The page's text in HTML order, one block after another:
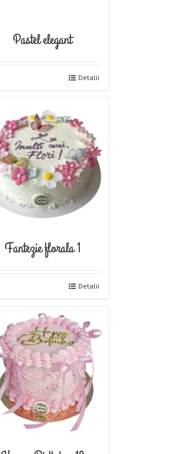
Pastel elegant
Detalii
Fantezie florala 1
Detalii